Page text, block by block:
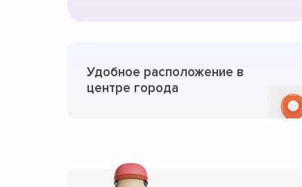
Удобное расположение в
центре города